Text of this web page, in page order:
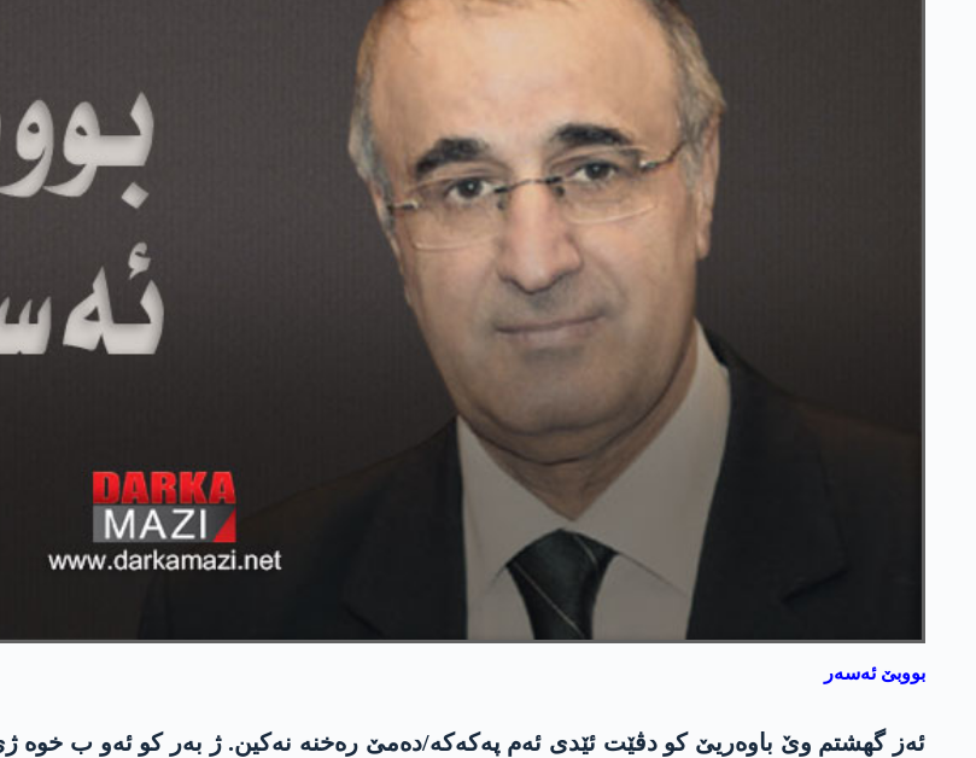
بووبێ ئەسەر
ئەز گھشتم وێ باوەریێ کو دڤێت ئێدی ئەم پەکەکە/دەمێ رەخنە نەکین. ژ بەر کو ئەو ب خوە ژی